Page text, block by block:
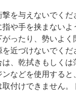
を与えないでくだ
や手を挟まないよ
ったり、勢いよく
近づけないでくだ
、乾拭きもしくは
などを使用すると
付けできません